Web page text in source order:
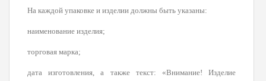
На каждой упаковке и изделии должны быть указаны:
наименование изделия;
торговая марка;
дата изготовления, а также текст: «Внимание! Изделие